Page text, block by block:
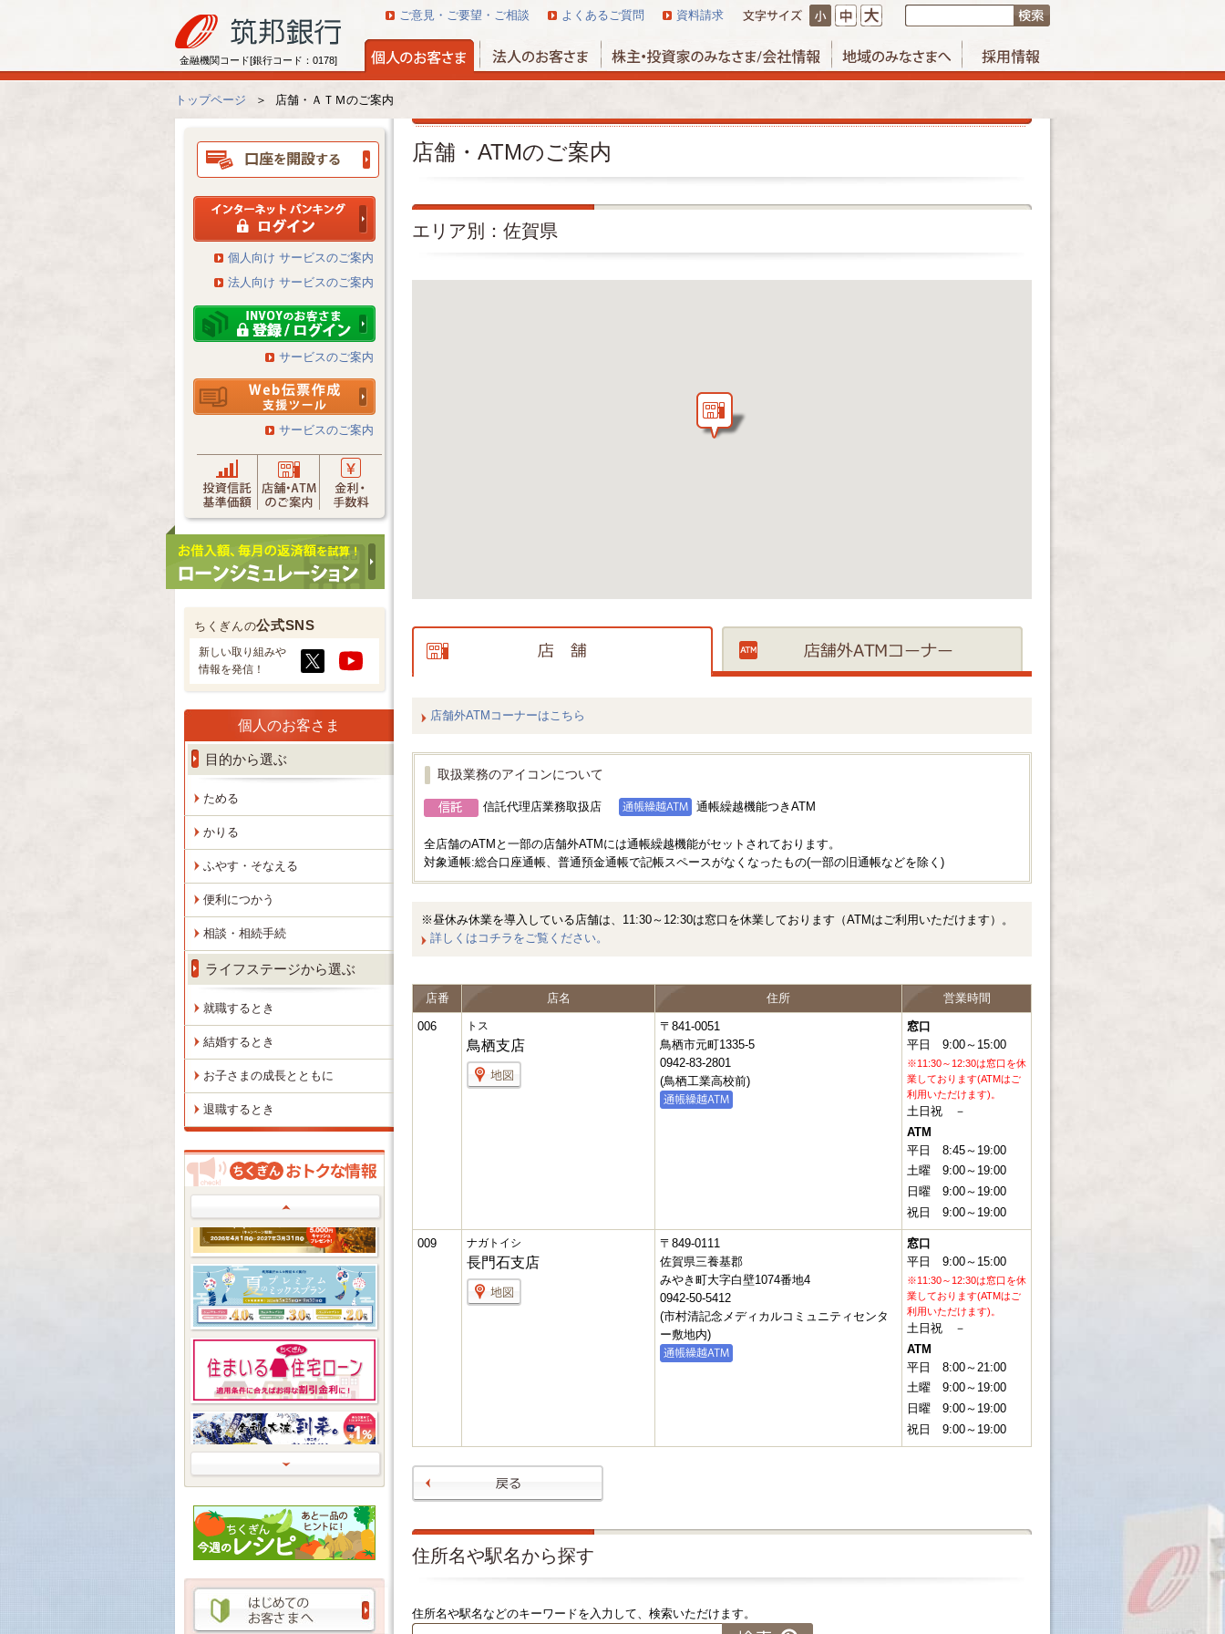
金融機関コード[銀行コード：0178]
資料請求
よくあるご質問
ご意見・ご要望・ご相談
トップページ ＞ 店舗・ＡＴＭのご案内
個人向け サービスのご案内
法人向け サービスのご案内
サービスのご案内
サービスのご案内
ちくぎんの公式SNS
新しい取り組みや
情報を発信！
個人のお客さま
目的から選ぶ
ためる
かりる
ふやす・そなえる
便利につかう
相談・相続手続
ライフステージから選ぶ
就職するとき
結婚するとき
お子さまの成長とともに
退職するとき
店舗・ATMのご案内
エリア別：佐賀県
店舗外ATMコーナーはこちら
取扱業務のアイコンについて
信託代理店業務取扱店 通帳繰越機能つきATM
全店舗のATMと一部の店舗外ATMには通帳繰越機能がセットされております。
対象通帳:総合口座通帳、普通預金通帳で記帳スペースがなくなったもの(一部の旧通帳などを除く)
※昼休み休業を導入している店舗は、11:30～12:30は窓口を休業しております（ATMはご利用いただけます）。
詳しくはコチラをご覧ください。
店番 店名 住所 営業時間
006 トス
鳥栖支店
〒841-0051
鳥栖市元町1335-5
0942-83-2801
(鳥栖工業高校前)
窓口
平日
9:00～15:00
※11:30～12:30は窓口を休
業しております(ATMはご
利用いただけます)。
土日祝 －
ATM
平日
8:45～19:00
土曜
9:00～19:00
日曜
9:00～19:00
祝日
9:00～19:00
009 ナガトイシ
長門石支店
〒849-0111
佐賀県三養基郡
みやき町大字白壁1074番地4
0942-50-5412
(市村清記念メディカルコミュニティセンタ
ー敷地内)
窓口
平日
9:00～15:00
※11:30～12:30は窓口を休
業しております(ATMはご
利用いただけます)。
土日祝 －
ATM
平日
8:00～21:00
土曜
9:00～19:00
日曜
9:00～19:00
祝日
9:00～19:00
住所名や駅名から探す
住所名や駅名などのキーワードを入力して、検索いただけます。